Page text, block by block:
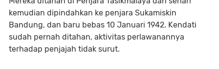
kemudian dipindahkan ke penjara Sukamiskin
Bandung, dan baru bebas 10 Januari 1942. Kendati
sudah pernah ditahan, aktivitas perlawanannya
terhadap penjajah tidak surut.